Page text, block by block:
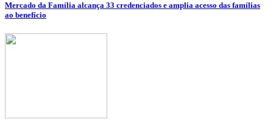
Mercado da Família alcança 33 credenciados e amplia acesso das famílias
ao benefício